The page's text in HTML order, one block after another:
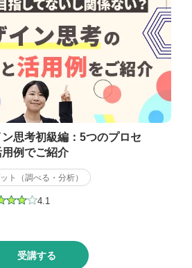
思考初級編：5つのプロセ
例でご紹介
ト（調べる・分析）
4.1
受講する